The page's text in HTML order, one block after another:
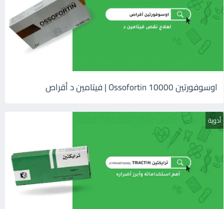
اوسوفورتين 10000 Ossofortin | فيتامين د أقراص
أدوية